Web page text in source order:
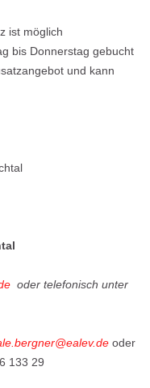
ist möglich
bis Donnerstag gebucht
und kann
oder telefonisch unter
oder
133 29